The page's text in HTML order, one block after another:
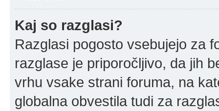
Kaj so razglasi?
Razglasi pogosto vsebujejo za
razglase je priporočljivo, da jih
vrhu vsake strani foruma, na
globalna obvestila tudi za